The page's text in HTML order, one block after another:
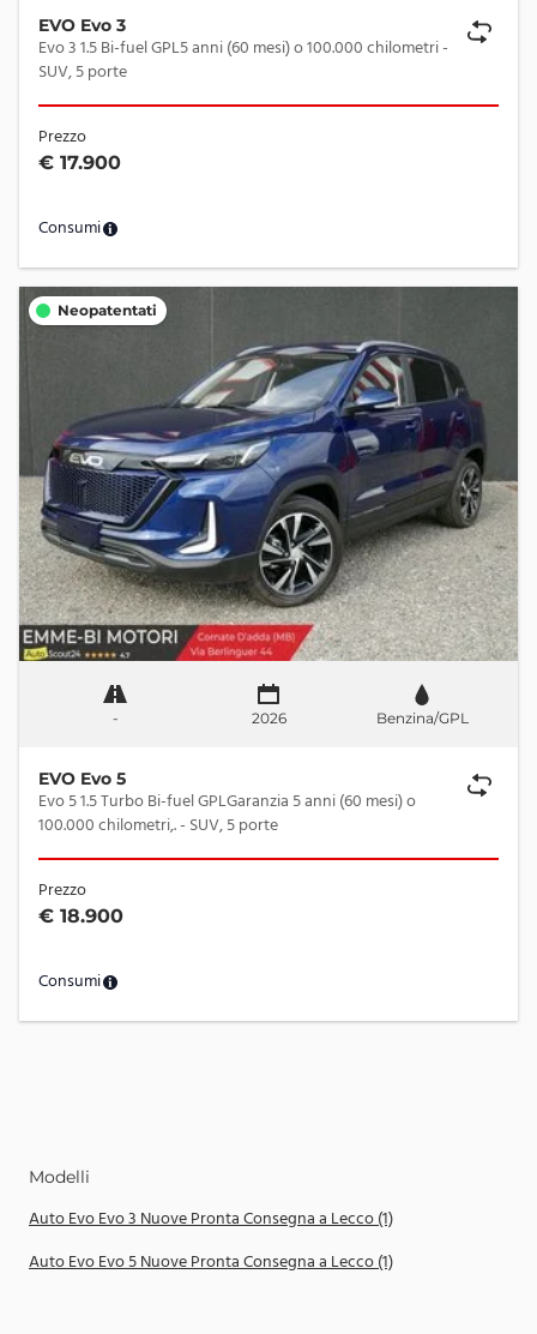
EVO Evo 3
Evo 3 1.5 Bi-fuel GPL5 anni (60 mesi) o 100.000 chilometri -
SUV, 5 porte
Prezzo
€ 17.900
Consumi
Neopatentati
- 2026 Benzina/GPL
EVO Evo 5
Evo 5 1.5 Turbo Bi-fuel GPLGaranzia 5 anni (60 mesi) o
100.000 chilometri,. - SUV, 5 porte
Prezzo
€ 18.900
Consumi
Modelli
Auto Evo Evo 3 Nuove Pronta Consegna a Lecco (1)
Auto Evo Evo 5 Nuove Pronta Consegna a Lecco (1)